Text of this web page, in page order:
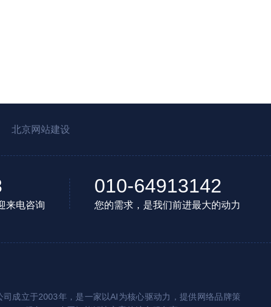
北京网站建设
来电咨询
010-64913142
您的需求，是我们前进最大的动力
司成立于2003年，是一家以AI为核心驱动力，提供网络品牌策